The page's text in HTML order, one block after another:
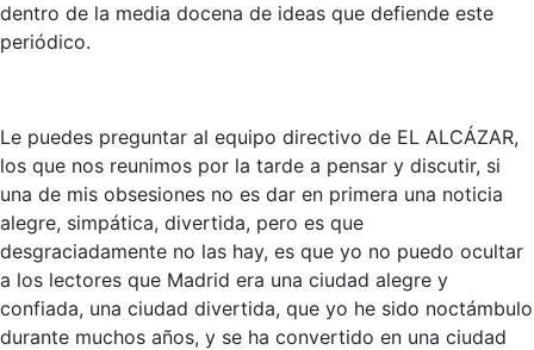
dentro de la media docena de ideas que defiende este
periódico.
Le puedes preguntar al equipo directivo de EL ALCÁZAR,
los que nos reunimos por la tarde a pensar y discutir, si
una de mis obsesiones no es dar en primera una noticia
alegre, simpática, divertida, pero es que
desgraciadamente no las hay, es que yo no puedo ocultar
a los lectores que Madrid era una ciudad alegre y
confiada, una ciudad divertida, que yo he sido noctámbulo
durante muchos años, y se ha convertido en una ciudad